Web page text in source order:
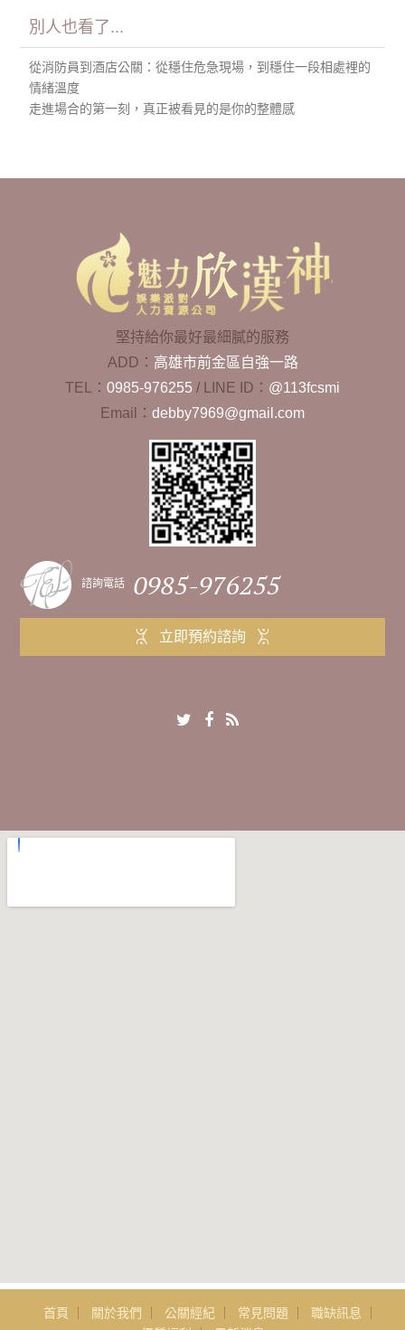
別人也看了...
從消防員到酒店公關：從穩住危急現場，到穩住一段相處裡的
情緒溫度
走進場合的第一刻，真正被看見的是你的整體感
堅持給你最好最細膩的服務
ADD： 高雄市前金區自強一路
TEL： 0985-976255 / LINE ID： @113fcsmi
Email： debby7969@gmail.com
諮詢電話 0985-976255
立即預約諮詢
首頁 關於我們 公關經紀 常見問題
職缺訊息